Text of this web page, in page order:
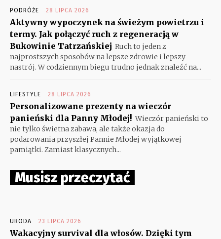
PODRÓŻE 28 LIPCA 2026
Aktywny wypoczynek na świeżym powietrzu i
termy. Jak połączyć ruch z regeneracją w
Bukowinie Tatrzańskiej Ruch to jeden z
najprostszych sposobów na lepsze zdrowie i lepszy
nastrój. W codziennym biegu trudno jednak znaleźć na...
LIFESTYLE 28 LIPCA 2026
Personalizowane prezenty na wieczór
panieński dla Panny Młodej! Wieczór panieński to
nie tylko świetna zabawa, ale także okazja do
podarowania przyszłej Pannie Młodej wyjątkowej
pamiątki. Zamiast klasycznych...
Musisz przeczytać
URODA 23 LIPCA 2026
Wakacyjny survival dla włosów. Dzięki tym